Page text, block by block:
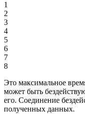
1
2
3
4
5
6
7
8
Это максимальное
может быть
его. Соединение
полученных данных.